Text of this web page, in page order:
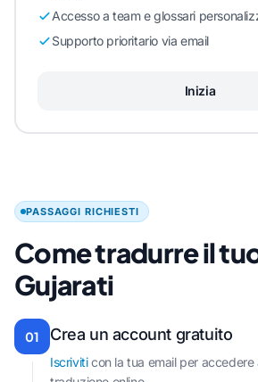
Accesso a team e glossari
Supporto prioritario via email
Inizia
PASSAGGI RICHIESTI
Come tradurre il
Gujarati
01 Crea un account gratuito
Iscriviticon la tua email per accedere